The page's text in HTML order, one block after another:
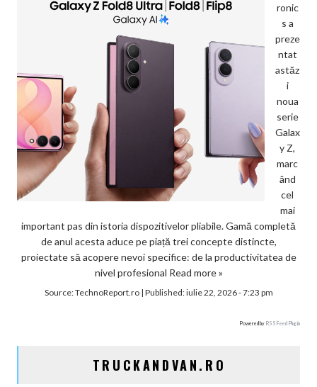
ronic
s a
preze
ntat
astăz
i
noua
serie
Galax
y Z,
marc
ând
cel
mai
important pas din istoria dispozitivelor pliabile. Gamă completă
de anul acesta aduce pe piață trei concepte distincte,
proiectate să acopere nevoi specifice: de la productivitatea de
nivel profesional Read more »
Source:TechnoReport.ro| Published:iulie 22, 2026 - 7:23 pm
Powered by RSS Feed Plugin
TRUCKANDVAN.RO